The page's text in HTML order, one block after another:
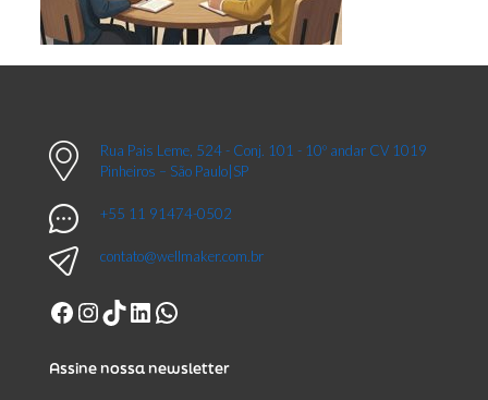
Rua Pais Leme, 524 - Conj. 101 - 10º andar CV 1019
Pinheiros – São Paulo|SP
+55 11 91474-0502
contato@wellmaker.com.br
Facebook
Instagram
TikTok
LinkedIn
WhatsApp
Assine nossa newsletter